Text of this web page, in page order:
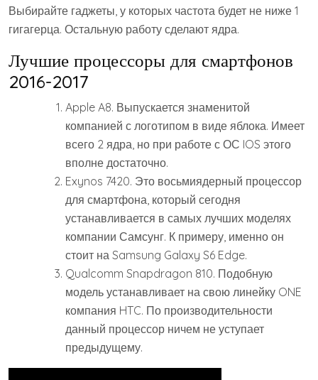
Выбирайте гаджеты, у которых частота будет не ниже 1
гигагерца. Остальную работу сделают ядра.
Лучшие процессоры для смартфонов
2016-2017
Apple A8. Выпускается знаменитой
компанией с логотипом в виде яблока. Имеет
всего 2 ядра, но при работе с ОС IOS этого
вполне достаточно.
Exynos 7420. Это восьмиядерный процессор
для смартфона, который сегодня
устанавливается в самых лучших моделях
компании Самсунг. К примеру, именно он
стоит на Samsung Galaxy S6 Edge.
Qualcomm Snapdragon 810. Подобную
модель устанавливает на свою линейку ONE
компания HTC. По производительности
данный процессор ничем не уступает
предыдущему.